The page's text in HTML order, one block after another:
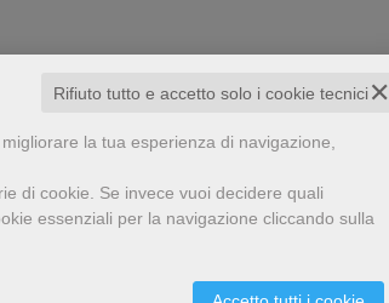
✕
Rifiuto tutto e accetto solo i cookie tecnici
la tua esperienza di navigazione,
di cookie. Se invece vuoi decidere quali
essenziali per la navigazione cliccando sulla